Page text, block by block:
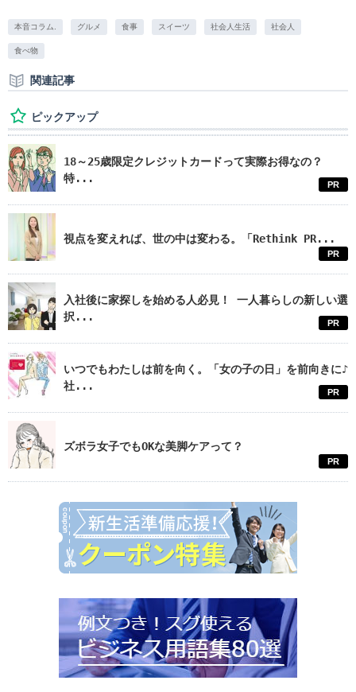
本音コラム. グルメ 食事 スイーツ 社会人生活 社会人
食べ物
関連記事
ピックアップ
18～25歳限定クレジットカードって実際お得なの？
特...
PR
視点を変えれば、世の中は変わる。「Rethink PR...
PR
入社後に家探しを始める人必見！ 一人暮らしの新しい選
択...
PR
いつでもわたしは前を向く。「女の子の日」を前向きに♪
社...
PR
ズボラ女子でもOKな美脚ケアって？
PR